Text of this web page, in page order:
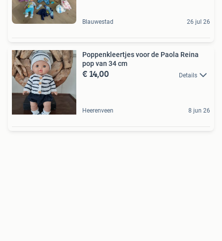
Blauwestad 26 jul 26
Poppenkleertjes voor de Paola Reina
pop van 34 cm
€ 14,00 Details
Heerenveen 8 jun 26